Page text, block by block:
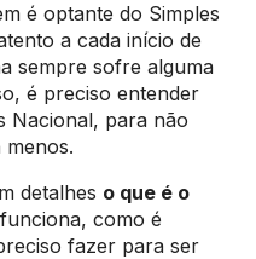
é optante do Simples
a cada início de
sempre sofre alguma
é preciso entender
Nacional, para não
menos.
detalhes o que é o
como é
fazer para ser